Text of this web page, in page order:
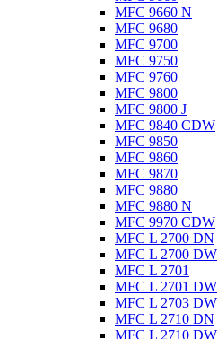
MFC 9660 N
MFC 9680
MFC 9700
MFC 9750
MFC 9760
MFC 9800
MFC 9800 J
MFC 9840 CDW
MFC 9850
MFC 9860
MFC 9870
MFC 9880
MFC 9880 N
MFC 9970 CDW
MFC L 2700 DN
MFC L 2700 DW
MFC L 2701
MFC L 2701 DW
MFC L 2703 DW
MFC L 2710 DN
MFC L 2710 DW